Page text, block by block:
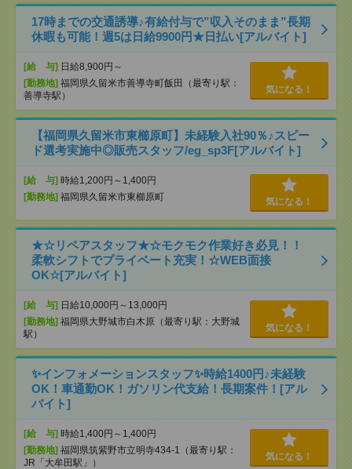
17時までの交通誘導♪有給付与で”収入そのまま”長期
休暇も可能！週5は日給9900円★日払い[アルバイト]
[給 与] 日給8,900円～
[勤務地] 福岡県久留米市善導寺町飯田（最寄り駅：
善導寺駅）
気になる！
【福岡県久留米市東櫛原町】未経験入社90％♪スピー
ド選考実施中◎販売スタッフ/eg_sp3F[アルバイト]
[給 与] 時給1,200円～1,400円
[勤務地] 福岡県久留米市東櫛原町 気になる！
★☆リペアスタッフ★☆モクモク作業好き必見！！
柔軟シフトでプライベート充実！☆WEB面接
OK☆[アルバイト]
[給 与] 日給10,000円～13,000円
[勤務地] 福岡県大野城市白木原（最寄り駅：大野城
駅）
気になる！
✨インフォメーションスタッフ✨時給1400円♪未経験
OK！車通勤OK！ガソリン代支給！長期案件！[アル
バイト]
[給 与] 時給1,400円～1,400円
[勤務地] 福岡県筑紫野市立明寺434-1（最寄り駅：
JR「大牟田駅」）
気になる！